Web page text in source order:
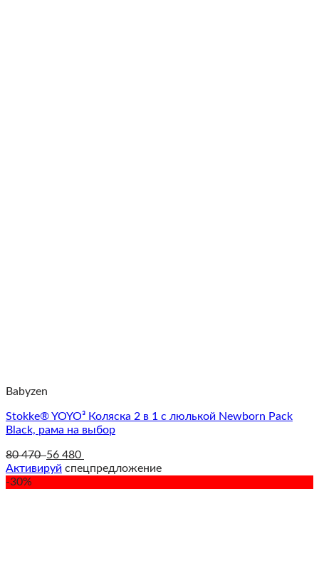
Babyzen
Stokke® YOYO³ Коляска 2 в 1 с люлькой Newborn Pack
Black, рама на выбор
80 470 56 480
Активируй спецпредложение
-30%